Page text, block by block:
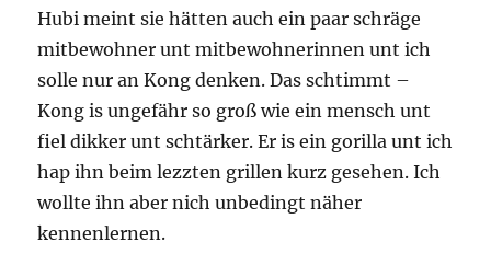
Hubi meint sie hätten auch ein paar schräge
mitbewohner unt mitbewohnerinnen unt ich
solle nur an Kong denken. Das schtimmt –
Kong is ungefähr so groß wie ein mensch unt
fiel dikker unt schtärker. Er is ein gorilla unt ich
hap ihn beim lezzten grillen kurz gesehen. Ich
wollte ihn aber nich unbedingt näher
kennenlernen.